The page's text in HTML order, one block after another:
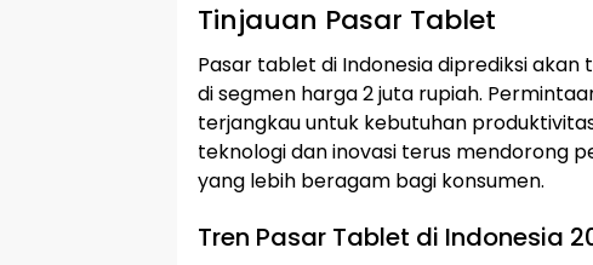
Tinjauan Pasar Tablet
Pasar tablet di Indonesia diprediksi
di segmen harga 2 juta rupiah.
terjangkau untuk kebutuhan
teknologi dan inovasi terus mendorong
yang lebih beragam bagi konsumen.
Tren Pasar Tablet di Indonesia